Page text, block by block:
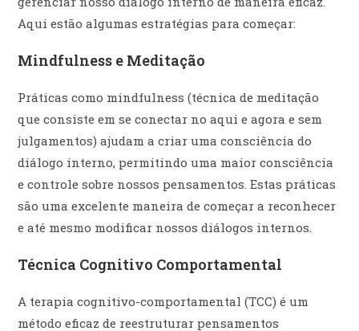
Aqui estão algumas estratégias para começar:
Mindfulness e Meditação
Práticas como mindfulness (técnica de meditação
que consiste em se conectar no aqui e agora e sem
julgamentos) ajudam a criar uma consciência do
diálogo interno, permitindo uma maior consciência
e controle sobre nossos pensamentos. Estas práticas
são uma excelente maneira de começar a reconhecer
e até mesmo modificar nossos diálogos internos.
Técnica Cognitivo Comportamental
A terapia cognitivo-comportamental (TCC) é um
método eficaz de reestruturar pensamentos